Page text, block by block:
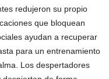
redujeron su propio
que bloquean
ayudan a recuperar
para un entrenamiento
Los despertadores